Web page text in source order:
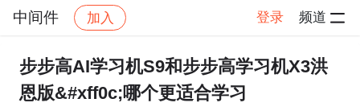
中间件 加入 登录 频道
社区 中间件 帖子详情
步步高AI学习机S9和步步高学习机X3洪
恩版&#xff0c;哪个更适合学习